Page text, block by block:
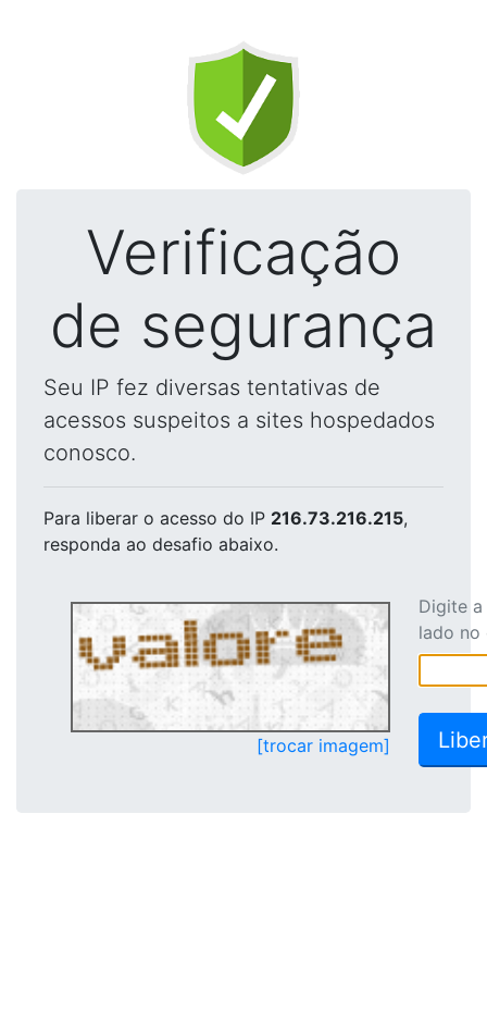
Verificação
de segurança
Seu IP fez diversas tentativas de
acessos suspeitos a sites hospedados
conosco.
Para liberar o acesso do IP 216.73.216.215,
responda ao desafio abaixo.
[trocar imagem]
Digite
lado no